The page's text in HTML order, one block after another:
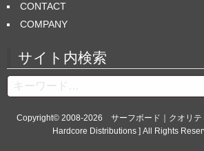
CONTACT
COMPANY
サイト内検索
Search
Copyright© 2008-2026 サーフボード｜クオリ
Hardcore Distributions ] All Rights